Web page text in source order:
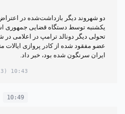
دو شهروند دیگر بازداشت‌شده در
یکشنبه توسط دستگاه قضایی جمهوری
تحولی دیگر دونالد ترامپ در اعلامی
عضو مفقود شده از کادر پروازی ایالات
ایران سرنگون شده بود، خبر داد.
10:43
(06:13 in your timezone)
10:49